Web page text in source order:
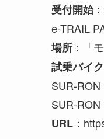
受付開始
e-TRAIL
場所 ：「
試乗バイ
SUR-
SUR-
URL ：